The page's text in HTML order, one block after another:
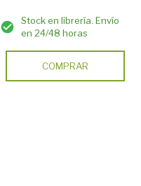
Stock en librería. Envío
en 24/48 horas
COMPRAR